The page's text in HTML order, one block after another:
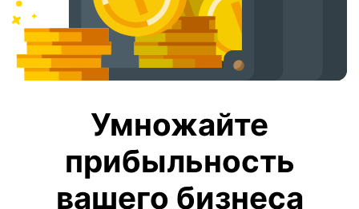
Умножайте
прибыльность
вашего бизнеса